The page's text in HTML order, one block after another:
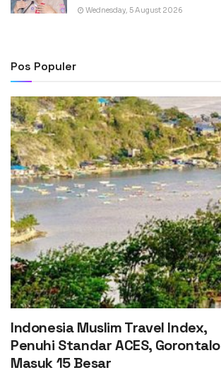
Wednesday, 5 August 2026
Pos Populer
Indonesia Muslim Travel Index,
Penuhi Standar ACES, Gorontalo
Masuk 15 Besar